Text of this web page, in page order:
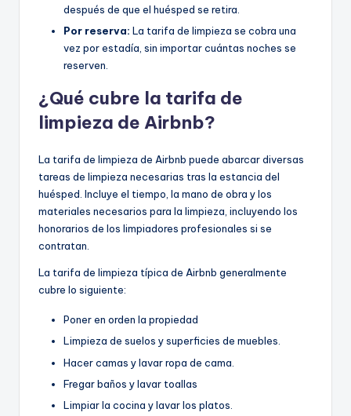
después de que el huésped se retira.
Por reserva: La tarifa de limpieza se cobra una
vez por estadía, sin importar cuántas noches se
reserven.
¿Qué cubre la tarifa de
limpieza de Airbnb?
La tarifa de limpieza de Airbnb puede abarcar diversas
tareas de limpieza necesarias tras la estancia del
huésped. Incluye el tiempo, la mano de obra y los
materiales necesarios para la limpieza, incluyendo los
honorarios de los limpiadores profesionales si se
contratan.
La tarifa de limpieza típica de Airbnb generalmente
cubre lo siguiente:
Poner en orden la propiedad
Limpieza de suelos y superficies de muebles.
Hacer camas y lavar ropa de cama.
Fregar baños y lavar toallas
Limpiar la cocina y lavar los platos.